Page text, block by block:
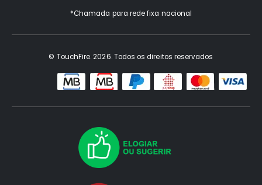
*Chamada para rede fixa nacional
© TouchFire. 2026. Todos os direitos reservados